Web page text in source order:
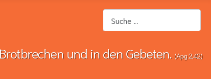
Suchen
und in den Gebeten. (Apg 2,42)